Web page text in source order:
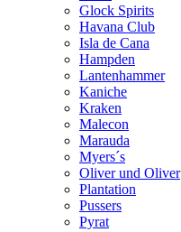
Glock Spirits
Havana Club
Isla de Cana
Hampden
Lantenhammer
Kaniche
Kraken
Malecon
Marauda
Myers´s
Oliver und Oliver
Plantation
Pussers
Pyrat